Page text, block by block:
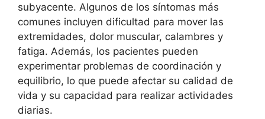
subyacente. Algunos de los síntomas más
comunes incluyen dificultad para mover las
extremidades, dolor muscular, calambres y
fatiga. Además, los pacientes pueden
experimentar problemas de coordinación y
equilibrio, lo que puede afectar su calidad de
vida y su capacidad para realizar actividades
diarias.